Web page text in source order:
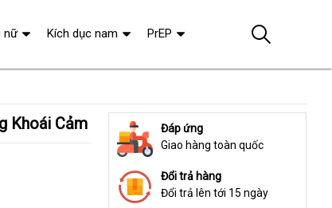
Khoái Cảm
Đáp ứng
Giao hàng toàn quốc
Đổi trả hàng
Đổi trả lên tới 15 ngày
nữ Kích dục nam PrEP